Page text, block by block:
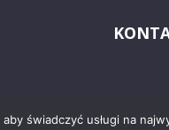
świadczyć usługi na